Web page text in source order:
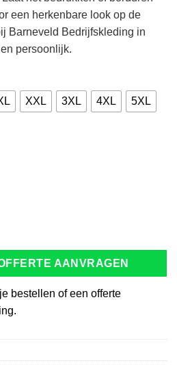
een herkenbare look op de
Barneveld Bedrijfskleding in
persoonlijk.
XXL 3XL 4XL 5XL
zwart/rood aantal
AANVRAGEN
bestellen of een offerte